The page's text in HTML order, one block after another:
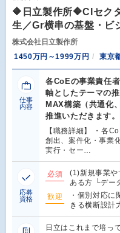
🔶日立製作所🔶CIセク
生／Gr横串の基盤・ビ
株式会社日立製作所
1450万円～1999万円
東京
仕事
内容
各CoEの事業責任
軸としたテーマの
MAX構築（共通化
推進いただきます。
【職務詳細】 ・各
創出、案件化・事業
実行・セー…
応募
資格
必須
(1)新規事業
ある方 └デー
歓迎
・個別対応
きる横断設計
日立はこれまで培